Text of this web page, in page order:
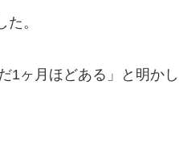
。
1ヶ月ほどある」と明かし